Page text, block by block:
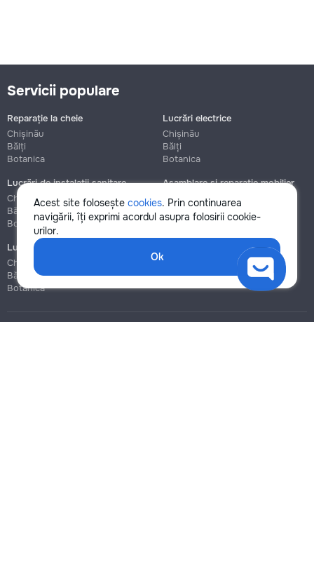
Acest site folosește cookies. Prin continuarea
navigării, îți exprimi acordul asupra folosirii cookie-
urilor.
Ok
Servicii populare
Reparație la cheie
Chișinău
Bălți
Botanica
Lucrări electrice
Chișinău
Bălți
Botanica
Lucrări de instalații sanitare
Chișinău
Bălți
Botanica
Asamblare și reparație mobilier
Chișinău
Botanica
Lucrări de construcție și instalare
Chișinău
Bălți
Botanica